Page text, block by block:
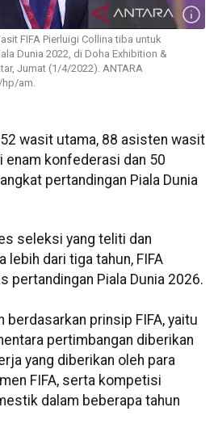
FIFA Pierluigi Collina tiba untuk
Dunia 2022, di Doha Exhibition &
Jumat (1/4/2022). ANTARA
hp/am.
wasit utama, 88 asisten wasit
enam konfederasi dan 50
pertandingan Piala Dunia
seleksi yang teliti dan
dari tiga tahun, FIFA
pertandingan Piala Dunia 2026.
berdasarkan prinsip FIFA, yaitu
pertimbangan diberikan
yang diberikan oleh para
FIFA, serta kompetisi
dalam beberapa tahun